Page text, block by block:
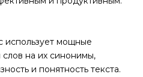
использует мощные
на их синонимы,
и понятность текста.